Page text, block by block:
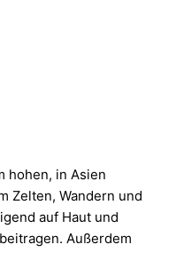
hohen, in Asien
Zelten, Wandern und
auf Haut und
Außerdem